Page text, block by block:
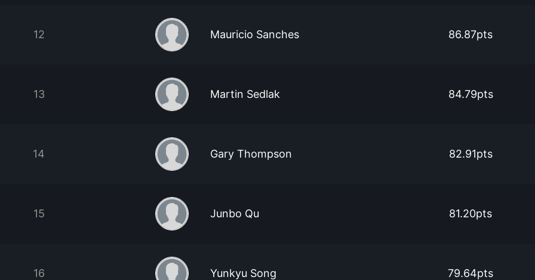
12 Mauricio Sanches 86.87pts
13 Martin Sedlak 84.79pts
14 Gary Thompson 82.91pts
15 Junbo Qu 81.20pts
16 Yunkyu Song 79.64pts